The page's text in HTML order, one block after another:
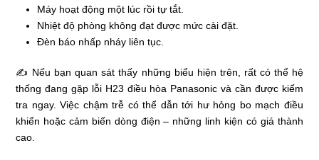
Máy hoạt động một lúc rồi tự tắt.
Nhiệt độ phòng không đạt được mức cài đặt.
Đèn báo nhấp nháy liên tục.
✍ Nếu bạn quan sát thấy những biểu hiện trên, rất có thể hệ
thống đang gặp lỗi H23 điều hòa Panasonic và cần được kiểm
tra ngay. Việc chậm trễ có thể dẫn tới hư hỏng bo mạch điều
khiển hoặc cảm biến dòng điện – những linh kiện có giá thành
cao.